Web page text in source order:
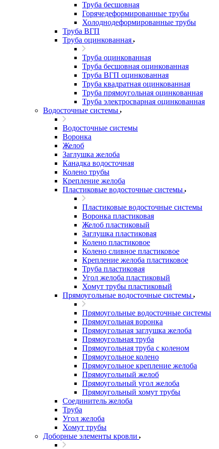
Труба бесшовная
Горячедеформированные трубы
Холоднодеформированные трубы
Труба ВГП
Труба оцинкованная
Труба оцинкованная
Труба бесшовная оцинкованная
Труба ВГП оцинкованная
Труба квадратная оцинкованная
Труба прямоугольная оцинкованная
Труба электросварная оцинкованная
Водосточные системы
Водосточные системы
Воронка
Желоб
Заглушка желоба
Канадка водосточная
Колено трубы
Крепление желоба
Пластиковые водосточные системы
Пластиковые водосточные системы
Воронка пластиковая
Желоб пластиковый
Заглушка пластиковая
Колено пластиковое
Колено сливное пластиковое
Крепление желоба пластиковое
Труба пластиковая
Угол желоба пластиковый
Хомут трубы пластиковый
Прямоугольные водосточные системы
Прямоугольные водосточные системы
Прямоугольная воронка
Прямоугольная заглушка желоба
Прямоугольная труба
Прямоугольная труба c коленом
Прямоугольное колено
Прямоугольное крепление желоба
Прямоугольный желоб
Прямоугольный угол желоба
Прямоугольный хомут трубы
Соединитель желоба
Труба
Угол желоба
Хомут трубы
Доборные элементы кровли